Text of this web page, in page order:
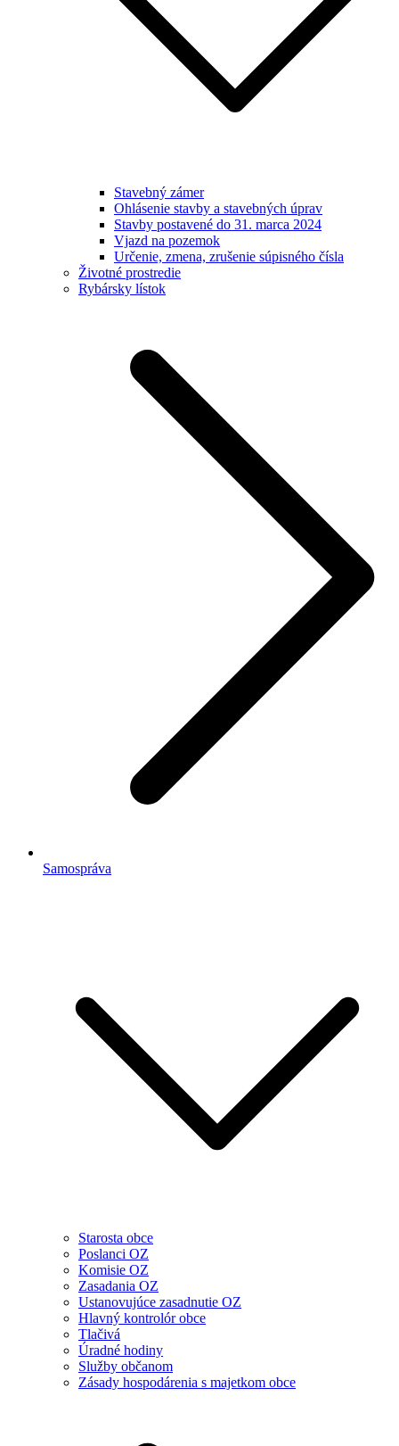
Stavebný zámer
Ohlásenie stavby a stavebných úprav
Stavby postavené do 31. marca 2024
Vjazd na pozemok
Určenie, zmena, zrušenie súpisného čísla
Životné prostredie
Rybársky lístok
Samospráva
Starosta obce
Poslanci OZ
Komisie OZ
Zasadania OZ
Ustanovujúce zasadnutie OZ
Hlavný kontrolór obce
Tlačivá
Úradné hodiny
Služby občanom
Zásady hospodárenia s majetkom obce